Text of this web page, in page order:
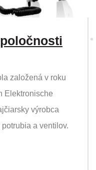
založená v roku
Elektronische
výrobca
a ventilov.